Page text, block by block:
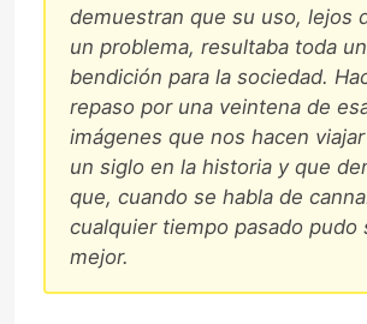
demuestran que su uso, lejos
un problema, resultaba toda
bendición para la sociedad.
repaso por una veintena de
imágenes que nos hacen
un siglo en la historia y que
que, cuando se habla de
cualquier tiempo pasado pudo
mejor.